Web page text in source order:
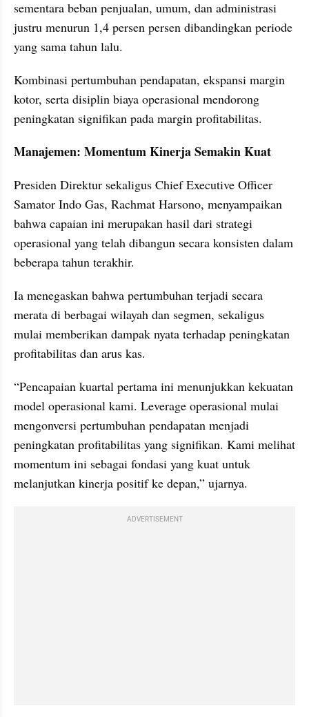
sementara beban penjualan, umum, dan administrasi
justru menurun 1,4 persen persen dibandingkan periode
yang sama tahun lalu.
Kombinasi pertumbuhan pendapatan, ekspansi margin
kotor, serta disiplin biaya operasional mendorong
peningkatan signifikan pada margin profitabilitas.
Manajemen: Momentum Kinerja Semakin Kuat
Presiden Direktur sekaligus Chief Executive Officer
Samator Indo Gas, Rachmat Harsono, menyampaikan
bahwa capaian ini merupakan hasil dari strategi
operasional yang telah dibangun secara konsisten dalam
beberapa tahun terakhir.
Ia menegaskan bahwa pertumbuhan terjadi secara
merata di berbagai wilayah dan segmen, sekaligus
mulai memberikan dampak nyata terhadap peningkatan
profitabilitas dan arus kas.
“Pencapaian kuartal pertama ini menunjukkan kekuatan
model operasional kami. Leverage operasional mulai
mengonversi pertumbuhan pendapatan menjadi
peningkatan profitabilitas yang signifikan. Kami melihat
momentum ini sebagai fondasi yang kuat untuk
melanjutkan kinerja positif ke depan,” ujarnya.
ADVERTISEMENT